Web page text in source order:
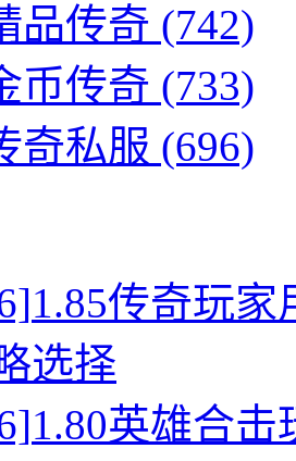
品传奇 (742)
币传奇 (733)
奇私服 (696)
1.85传奇玩
选择
1.80英雄合